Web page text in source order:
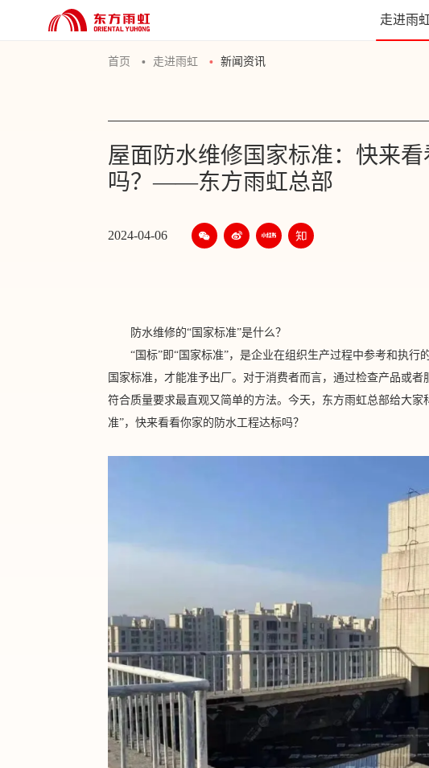
走进雨
首页 走进雨虹 新闻资讯
屋面防水维修国家标准：快来
吗？——东方雨虹总部
2024-04-06
防水维修的“国家标准”是什么？
“国标”即“国家标准”，是企业在组织生产过程中参考和执
国家标准，才能准予出厂。对于消费者而言，通过检查产品或
符合质量要求最直观又简单的方法。今天，东方雨虹总部给大
准”，快来看看你家的防水工程达标吗？